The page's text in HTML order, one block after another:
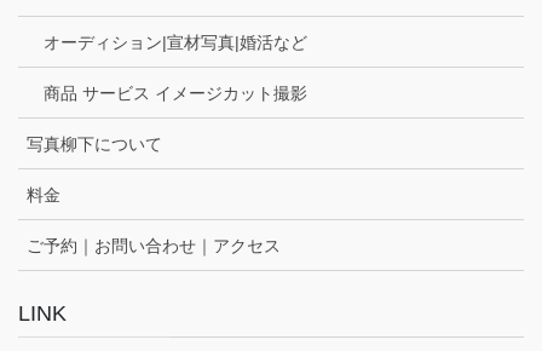
オーディション|宣材写真|婚活など
商品 サービス イメージカット撮影
写真柳下について
料金
ご予約｜お問い合わせ｜アクセス
LINK